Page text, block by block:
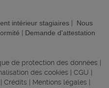
intérieur stagiaires| Nous
Demande d'attestation
de protection des données
des cookies CGU
Crédits Mentions légales